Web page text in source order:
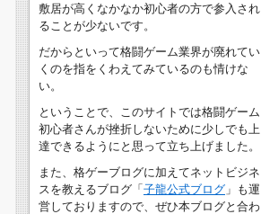
敷居が高くなかなか初心者の方で参入され
ることが少ないです。
だからといって格闘ゲーム業界が廃れてい
くのを指をくわえてみているのも情けな
い。
ということで、このサイトでは格闘ゲーム
初心者さんが挫折しないために少しでも上
達できるようにと思って立ち上げました。
また、格ゲーブログに加えてネットビジネ
スを教えるブログ「子龍公式ブログ 」も運
営しておりますので、ぜひ本ブログと合わ